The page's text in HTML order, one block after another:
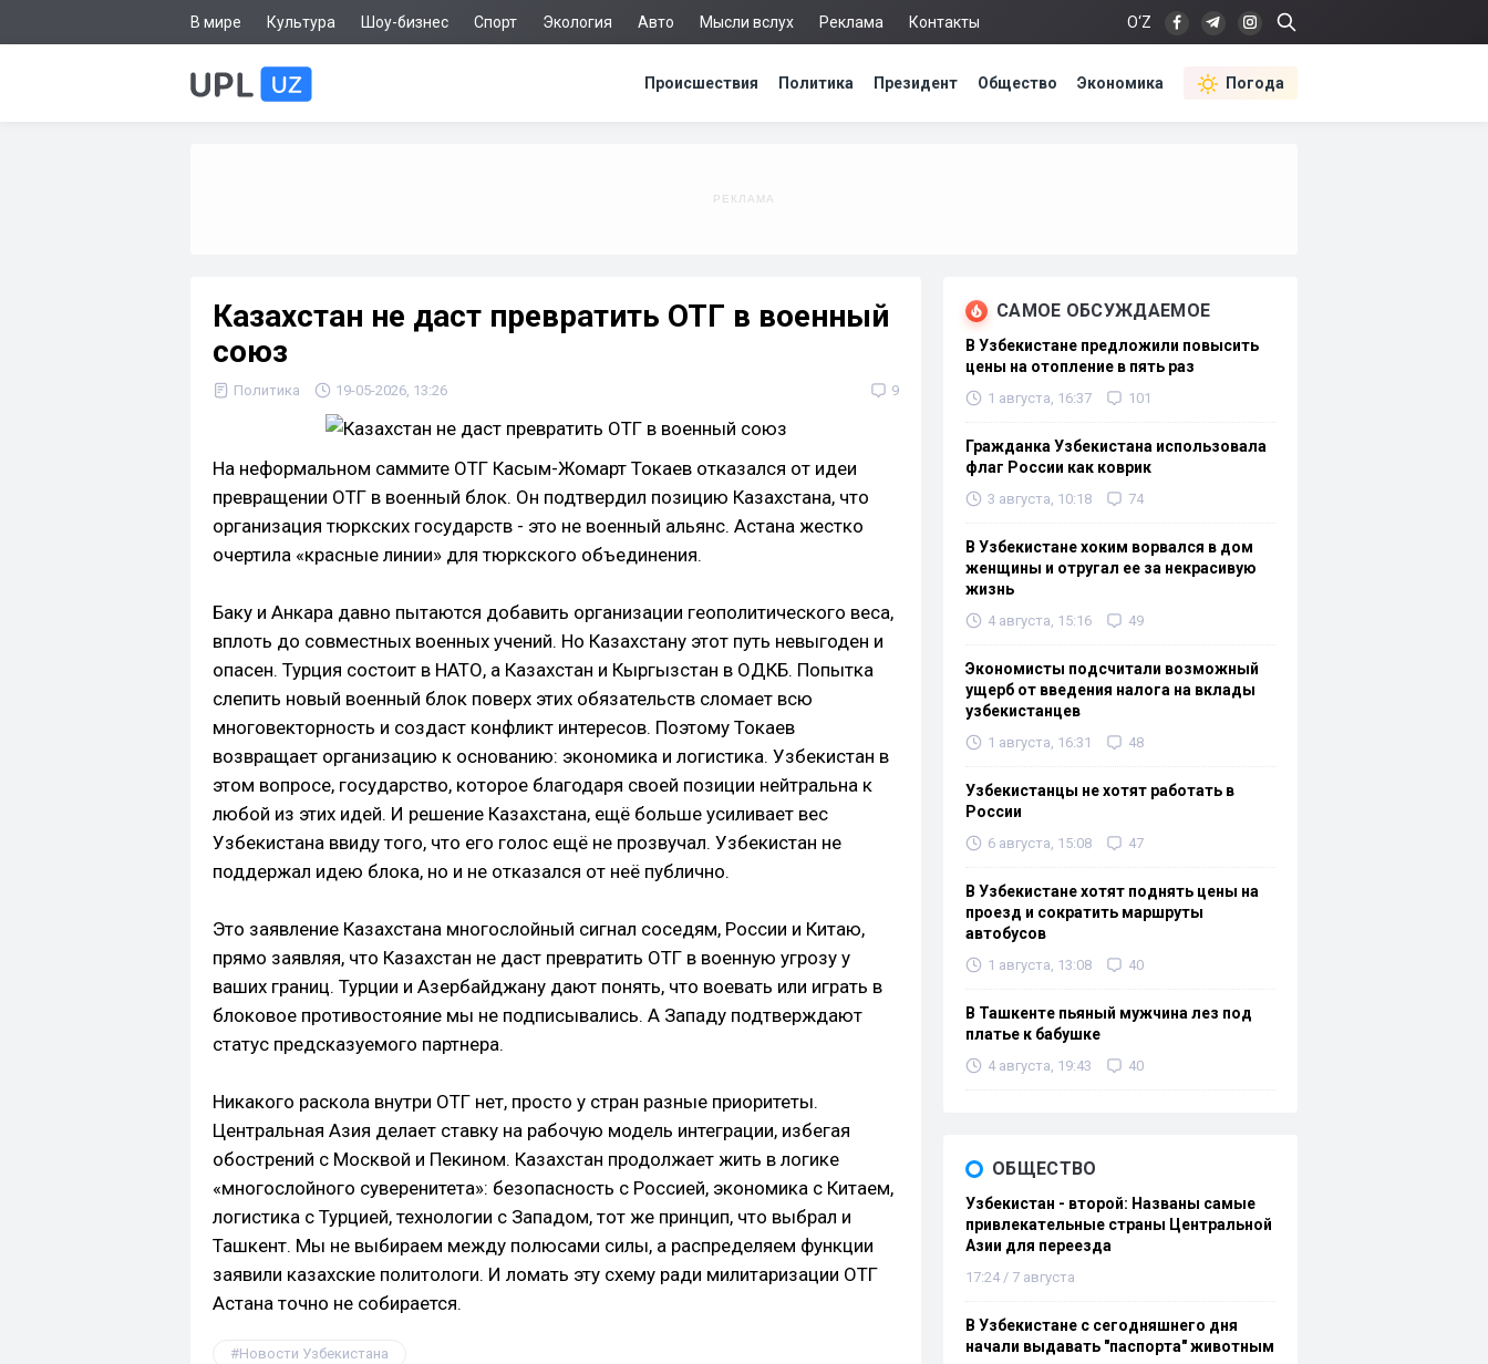
В мире Культура Шоу-бизнес Спорт Экология Авто Мысли вслух Реклама Контакты O‘Z
Происшествия Политика Президент Общество Экономика Погода
Казахстан не даст превратить ОТГ в военный
союз
Политика 19-05-2026, 13:26 9
На неформальном саммите ОТГ Касым-Жомарт Токаев отказался от идеи
превращении ОТГ в военный блок. Он подтвердил позицию Казахстана, что
организация тюркских государств - это не военный альянс. Астана жестко
очертила «красные линии» для тюркского объединения.
Баку и Анкара давно пытаются добавить организации геополитического веса,
вплоть до совместных военных учений. Но Казахстану этот путь невыгоден и
опасен. Турция состоит в НАТО, а Казахстан и Кыргызстан в ОДКБ. Попытка
слепить новый военный блок поверх этих обязательств сломает всю
многовекторность и создаст конфликт интересов. Поэтому Токаев
возвращает организацию к основанию: экономика и логистика. Узбекистан в
этом вопросе, государство, которое благодаря своей позиции нейтральна к
любой из этих идей. И решение Казахстана, ещё больше усиливает вес
Узбекистана ввиду того, что его голос ещё не прозвучал. Узбекистан не
поддержал идею блока, но и не отказался от неё публично.
Это заявление Казахстана многослойный сигнал соседям, России и Китаю,
прямо заявляя, что Казахстан не даст превратить ОТГ в военную угрозу у
ваших границ. Турции и Азербайджану дают понять, что воевать или играть в
блоковое противостояние мы не подписывались. А Западу подтверждают
статус предсказуемого партнера.
Никакого раскола внутри ОТГ нет, просто у стран разные приоритеты.
Центральная Азия делает ставку на рабочую модель интеграции, избегая
обострений с Москвой и Пекином. Казахстан продолжает жить в логике
«многослойного суверенитета»: безопасность с Россией, экономика с Китаем,
логистика с Турцией, технологии с Западом, тот же принцип, что выбрал и
Ташкент. Мы не выбираем между полюсами силы, а распределяем функции
заявили казахские политологи. И ломать эту схему ради милитаризации ОТГ
Астана точно не собирается.
Новости Узбекистана
САМОЕ ОБСУЖДАЕМОЕ
В Узбекистане предложили повысить
цены на отопление в пять раз
1 августа, 16:37 101
Гражданка Узбекистана использовала
флаг России как коврик
3 августа, 10:18 74
В Узбекистане хоким ворвался в дом
женщины и отругал ее за некрасивую
жизнь
4 августа, 15:16 49
Экономисты подсчитали возможный
ущерб от введения налога на вклады
узбекистанцев
1 августа, 16:31 48
Узбекистанцы не хотят работать в
России
6 августа, 15:08 47
В Узбекистане хотят поднять цены на
проезд и сократить маршруты
автобусов
1 августа, 13:08 40
В Ташкенте пьяный мужчина лез под
платье к бабушке
4 августа, 19:43 40
ОБЩЕСТВО
Узбекистан - второй: Названы самые
привлекательные страны Центральной
Азии для переезда
17:24 / 7 августа
В Узбекистане с сегодняшнего дня
начали выдавать "паспорта" животным